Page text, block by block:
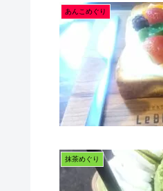
あんこめぐり
抹茶めぐり